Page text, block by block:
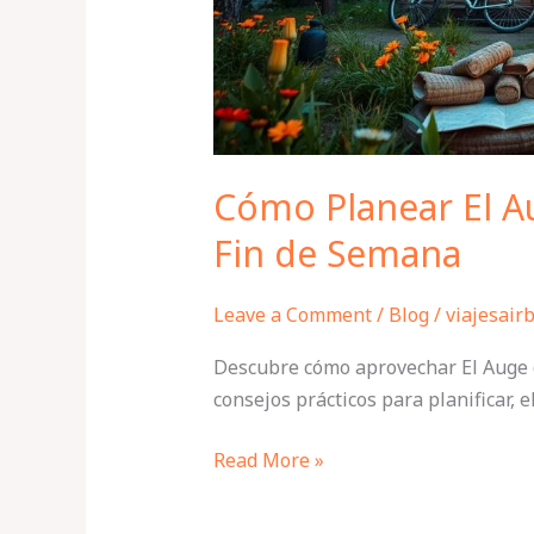
Cómo Planear El
Fin de Semana
Leave a Comment/ Blog/
Descubre cómo aprovechar El
consejos prácticos para planificar,
de
Semana
Read More »